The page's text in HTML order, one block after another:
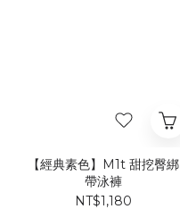
【經典素色】M1t 甜挖臀綁
帶泳褲​​​
NT$1,180